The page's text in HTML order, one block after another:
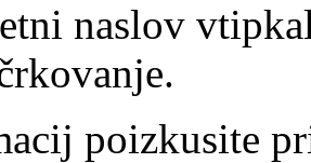
naslov
poizkusite